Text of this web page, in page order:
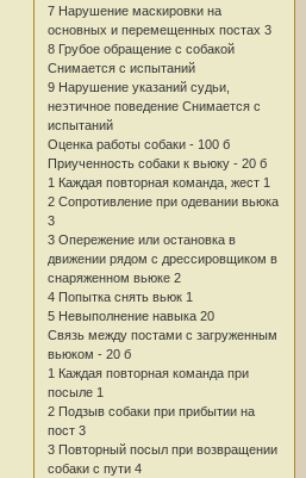
7 Нарушение маскировки на
основных и перемещенных постах 3
8 Грубое обращение с собакой
Снимается с испытаний
9 Нарушение указаний судьи,
неэтичное поведение Снимается с
испытаний
Оценка работы собаки - 100 б
Приученность собаки к вьюку - 20 б
1 Каждая повторная команда, жест 1
2 Сопротивление при одевании вьюка
3
3 Опережение или остановка в
движении рядом с дрессировщиком в
снаряженном вьюке 2
4 Попытка снять вьюк 1
5 Невыполнение навыка 20
Связь между постами с загруженным
вьюком - 20 б
1 Каждая повторная команда при
посыле 1
2 Подзыв собаки при прибытии на
пост 3
3 Повторный посыл при возвращении
собаки с пути 4